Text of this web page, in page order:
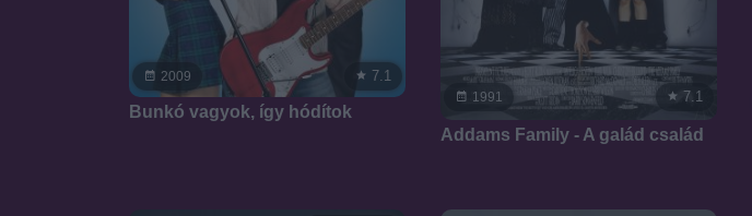
2009 7.1
Bunkó vagyok, így hódítok
1991 7.1
Addams Family - A galád család